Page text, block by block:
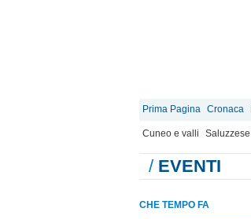
Prima Pagina Cronaca
Cuneo e valli Saluzzese
/ EVENTI
CHE TEMPO FA